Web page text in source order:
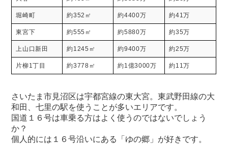
堀崎町 約352㎡ 約4400万 約41万
東宮下 約555㎡ 約5880万 約35万
上山口新田 約1245㎡ 約9400万 約25万
片柳1丁目 約3778㎡ 約1億3000万 約11万
さいたま市見沼区は宇都宮線の東大宮。東武野田線の大
和田、七里の駅を使うことが多いエリアです。
国道１６号は車乗る方はよく使うのではないでしょう
か？
個人的には１６号沿いにある「ゆの郷」が好きです。